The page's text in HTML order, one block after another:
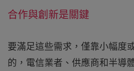
合作與創新是關鍵
要滿足這些需求，僅靠小幅度
的，電信業者、供應商和半導